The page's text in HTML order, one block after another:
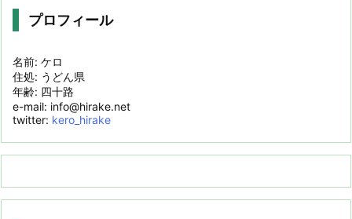
プロフィール
名前: ケロ
住処: うどん県
年齢: 四十路
e-mail: info@hirake.net
twitter: kero_hirake